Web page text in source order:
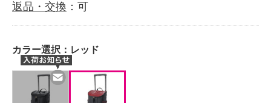
返品・交換 ：可
カラー選択： レッド